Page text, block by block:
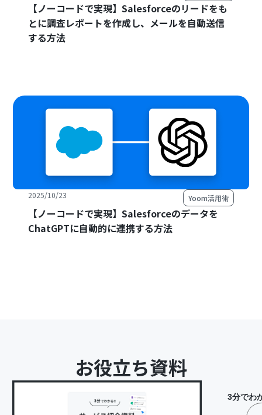
【ノーコードで実現】Salesforceのリードをも
とに調査レポートを作成し、メールを自動送信
する方法
2025/10/23 Yoom活用術
【ノーコードで実現】Salesforceのデータを
ChatGPTに自動的に連携する方法
お役立ち資料
3分でわ